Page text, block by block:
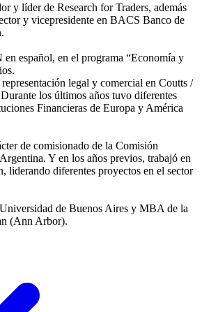
y líder de Research for Traders, además
y vicepresidente en BACS Banco de
español, en el programa “Economía y
legal y comercial en Coutts /
los últimos años tuvo diferentes
Financieras de Europa y América
de comisionado de la Comisión
Y en los años previos, trabajó en
diferentes proyectos en el sector
de Buenos Aires y MBA de la
(Ann Arbor).